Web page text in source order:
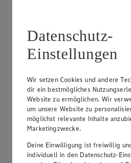
Besuche unsere Theken mit einer
Wurstspezialitäten für jeden
Datenschutz-
Einstellungen
Wir setzen Cookies und andere
dir ein bestmögliches
Website zu ermöglichen. Wir
um unsere Website zu
möglichst relevante Inhalte
Marketingzwecke.
Deine Einwilligung ist freiwillig
individuell in den Datenschutz-